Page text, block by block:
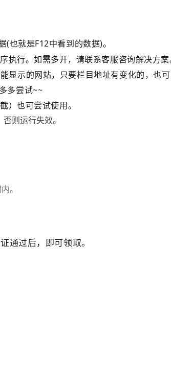
(也就是F12中看到的数据)。
执行。如需多开，请联系客服咨询解决方案
显示的网站，只要栏目地址有变化的，
多尝试~~
）也可尝试使用。
则运行失效。
。
通过后，即可领取。